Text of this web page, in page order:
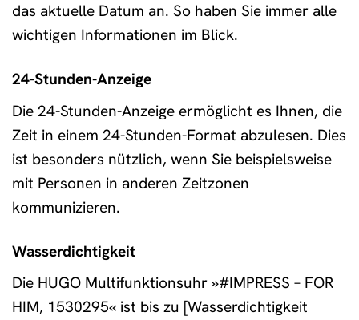
das aktuelle Datum an. So haben Sie immer alle
wichtigen Informationen im Blick.
24-Stunden-Anzeige
Die 24-Stunden-Anzeige ermöglicht es Ihnen, die
Zeit in einem 24-Stunden-Format abzulesen. Dies
ist besonders nützlich, wenn Sie beispielsweise
mit Personen in anderen Zeitzonen
kommunizieren.
Wasserdichtigkeit
Die HUGO Multifunktionsuhr »#IMPRESS – FOR
HIM, 1530295« ist bis zu [Wasserdichtigkeit